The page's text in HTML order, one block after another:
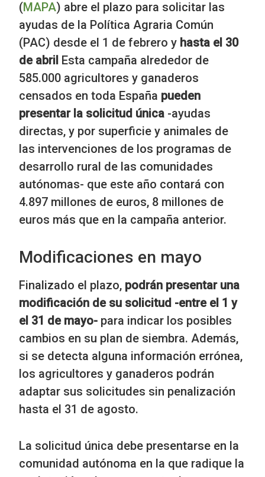
(MAPA) abre el plazo para solicitar las
ayudas de la Política Agraria Común
(PAC) desde el 1 de febrero y hasta el 30
de abril Esta campaña alrededor de
585.000 agricultores y ganaderos
censados en toda España pueden
presentar la solicitud única -ayudas
directas, y por superficie y animales de
las intervenciones de los programas de
desarrollo rural de las comunidades
autónomas- que este año contará con
4.897 millones de euros, 8 millones de
euros más que en la campaña anterior.
Modificaciones en mayo
Finalizado el plazo, podrán presentar una
modificación de su solicitud -entre el 1 y
el 31 de mayo- para indicar los posibles
cambios en su plan de siembra. Además,
si se detecta alguna información errónea,
los agricultores y ganaderos podrán
adaptar sus solicitudes sin penalización
hasta el 31 de agosto.
La solicitud única debe presentarse en la
comunidad autónoma en la que radique la